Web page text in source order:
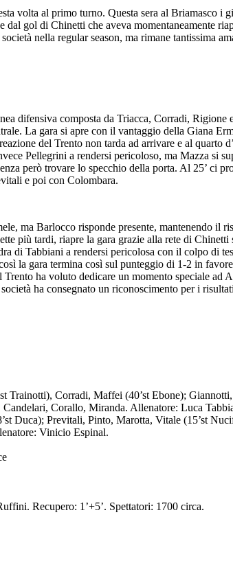
volta al primo turno. Questa sera al Briamasco
gol di Chinetti che aveva momentaneamente
nella regular season, ma rimane tantissima
difensiva composta da Triacca, Corradi,
La gara si apre con il vantaggio della Giana
del Trento non tarda ad arrivare e al
Pellegrini a rendersi pericoloso, ma Mazza si
però trovare lo specchio della porta. Al 25’ ci
e poi con Colombara.
ma Barlocco risponde presente, mantenendo
più tardi, riapre la gara grazie alla rete di
di Tabbiani a rendersi pericolosa con il colpo di
la gara termina così sul punteggio di 1-2 in
ha voluto dedicare un momento speciale
ha consegnato un riconoscimento per i
Corradi, Maffei (40’st Ebone);
Corallo, Miranda. Allenatore: Luca
Previtali, Pinto, Marotta, Vitale (15’st
Vinicio Espinal.
Recupero: 1’+5’. Spettatori: 1700 circa.